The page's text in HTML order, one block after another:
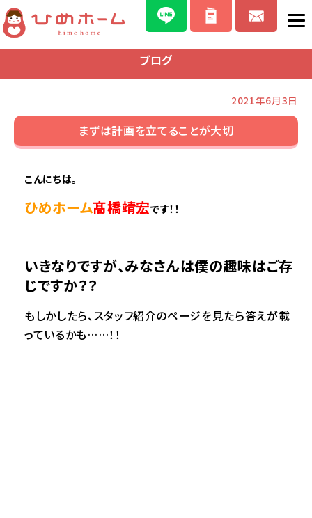
ブログ
2021年6月3日
まずは計画を立てることが大切
こんにちは。
ひめホーム髙橋靖宏です！！
いきなりですが、みなさんは僕の趣味はご存
じですか？？
もしかしたら、スタッフ紹介のページを見たら答えが載
っているかも……！！